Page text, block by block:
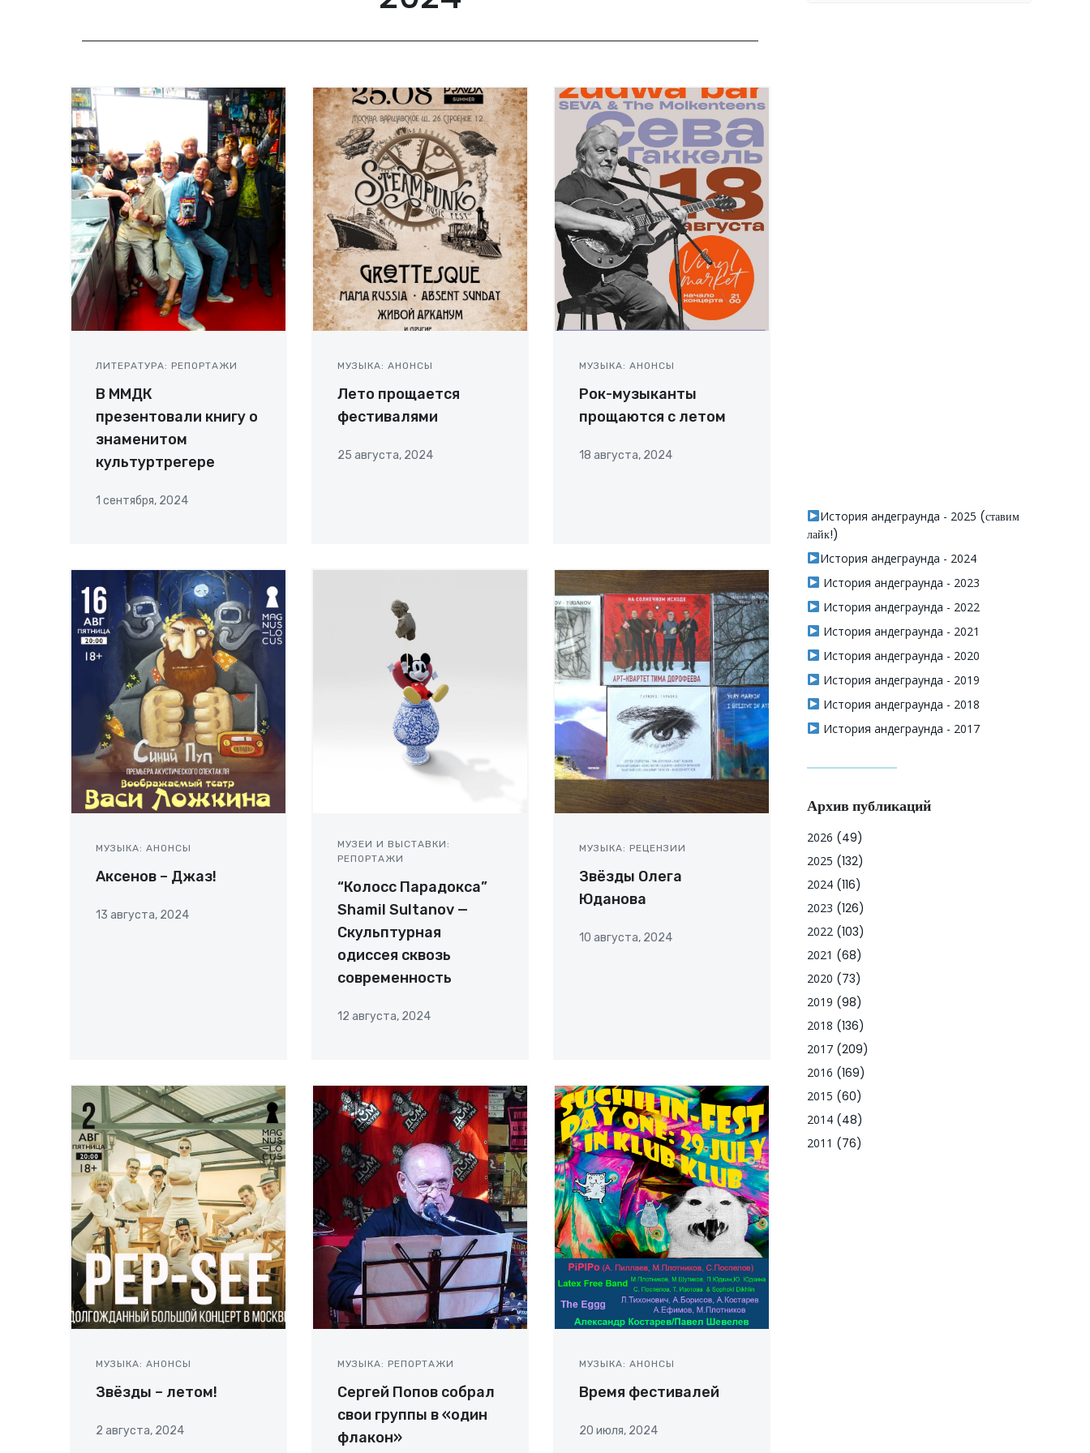
ЛИТЕРАТУРА: РЕПОРТАЖИ
В ММДК
презентовали книгу о
знаменитом
культуртрегере
1 сентября, 2024
МУЗЫКА: АНОНСЫ
Лето прощается
фестивалями
25 августа, 2024
МУЗЫКА: АНОНСЫ
Рок-музыканты
прощаются с летом
18 августа, 2024
МУЗЫКА: АНОНСЫ
Аксенов – Джаз!
13 августа, 2024
МУЗЕИ И ВЫСТАВКИ:
РЕПОРТАЖИ
“Колосс Парадокса”
Shamil Sultanov —
Скульптурная
одиссея сквозь
современность
12 августа, 2024
МУЗЫКА: РЕЦЕНЗИИ
Звёзды Олега
Юданова
10 августа, 2024
МУЗЫКА: АНОНСЫ
Звёзды – летом!
2 августа, 2024
МУЗЫКА: РЕПОРТАЖИ
Сергей Попов собрал
свои группы в «один
флакон»
МУЗЫКА: АНОНСЫ
Время фестивалей
20 июля, 2024
История андеграунда - 2025 (ставим
лайк!)
История андеграунда - 2024
История андеграунда - 2023
История андеграунда - 2022
История андеграунда - 2021
История андеграунда - 2020
История андеграунда - 2019
История андеграунда - 2018
История андеграунда - 2017
Архив публикаций
2026 (49)
2025 (132)
2024 (116)
2023 (126)
2022 (103)
2021 (68)
2020 (73)
2019 (98)
2018 (136)
2017 (209)
2016 (169)
2015 (60)
2014 (48)
2011 (76)